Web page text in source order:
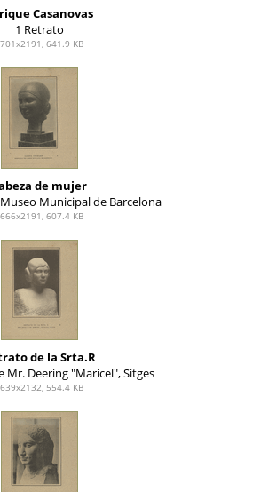
Casanovas
1 Retrato
641.9 KB
de mujer
Municipal de Barcelona
607.4 KB
de la Srta.R
Mr. Deering "Maricel", Sitges
554.4 KB